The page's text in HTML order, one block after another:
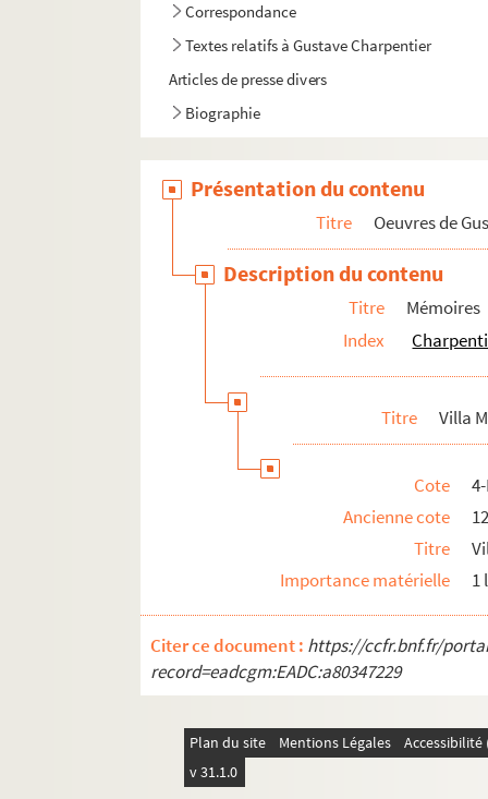
Correspondance
Textes relatifs à Gustave Charpentier
Articles de presse divers
Biographie
Présentation du contenu
Titre Oeuvres de
Description du contenu
Titre
Mémoires
Index
Titre Villa
Cote
Ancienne cote
Titre
Importance matérielle
1
Citer ce document : https://ccfr.bnf.fr/
record=eadcgm:EADC:a80347229
Plan du site Mentions Légales
v 31.1.0